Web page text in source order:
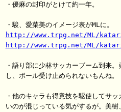
・優麻の封印がとけて約一年。
http://www.trpg.net/ML/
http://www.trpg.net/ML/
・語り部に少林サッカーブーム到来
し、ボール受け止められないもんね。
・他のキャラも得意技を駆使してサ
いのが混じっている気がするが。美